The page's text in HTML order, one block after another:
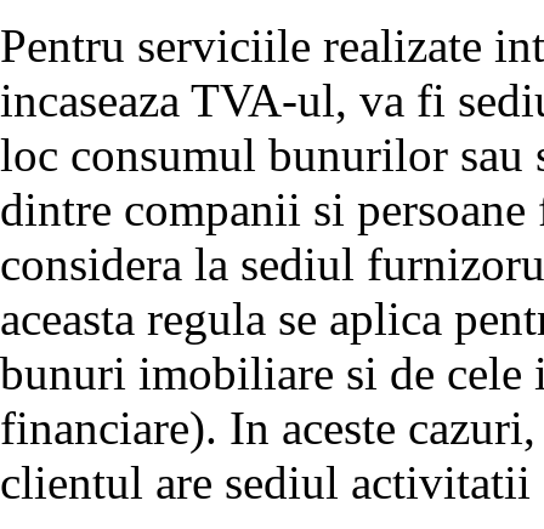
Pentru serviciile realizate
incaseaza TVA-ul, va fi
loc consumul bunurilor
dintre companii si
considera la sediul
aceasta regula se aplica
bunuri imobiliare si de cele
financiare). In aceste
clientul are sediul